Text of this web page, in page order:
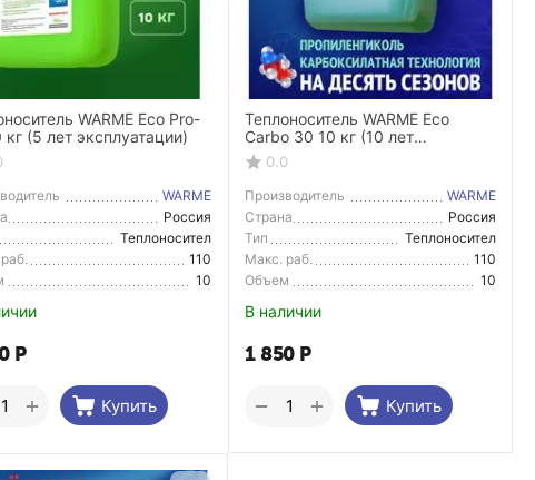
WARME Eco Pro-
10 кг (5 лет эксплуатации)
WARME
Россия
Теплоносител
ь
110
10
Р
Купить
+
Теплоноситель WARME Eco
Carbo 30 10 кг (10 лет
эксплуатации)
0.0
Производитель
WARME
Страна
Производитель
Россия
Тип
Теплоносител
ь
Макс. раб.
температура
110
Объем
10
В наличии
1 850 Р
Купить
+
−